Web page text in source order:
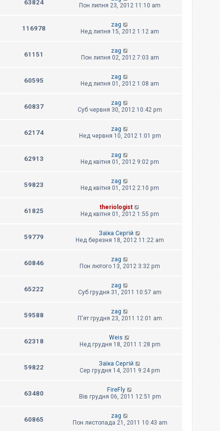
63824
Пон липня 23, 2012 11:10 am
116978
zag
Нед липня 15, 2012 1:12 am
61151
zag
Пон липня 02, 2012 7:03 am
60595
zag
Нед липня 01, 2012 1:08 am
60837
zag
Суб червня 30, 2012 10:42 pm
62174
zag
Нед червня 10, 2012 1:01 pm
62913
zag
Нед квітня 01, 2012 9:02 pm
59823
zag
Нед квітня 01, 2012 2:10 pm
61825
theriologist
Нед квітня 01, 2012 1:55 pm
59779
Заїка Сергій
Нед березня 18, 2012 11:22 am
60846
zag
Пон лютого 13, 2012 3:32 pm
65222
zag
Суб грудня 31, 2011 10:57 am
59588
zag
П'ят грудня 23, 2011 12:01 am
62318
Weis
Нед грудня 18, 2011 1:28 pm
59822
Заїка Сергій
Сер грудня 14, 2011 9:24 pm
63480
FireFly
Вів грудня 06, 2011 12:51 pm
60865
zag
Пон листопада 21, 2011 10:43 am